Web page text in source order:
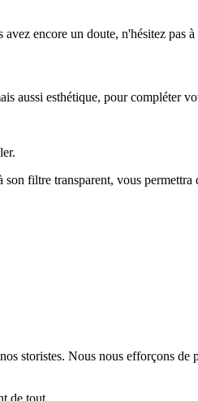
encore un doute, n'hésitez pas à
aussi esthétique, pour compléter
filtre transparent, vous
storistes. Nous nous efforçons